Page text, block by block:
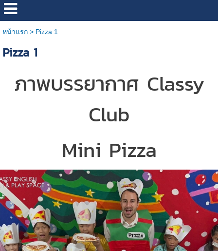
หน้าแรก> Pizza 1
Pizza 1
ภาพบรรยากาศ Classy
Club
Mini Pizza